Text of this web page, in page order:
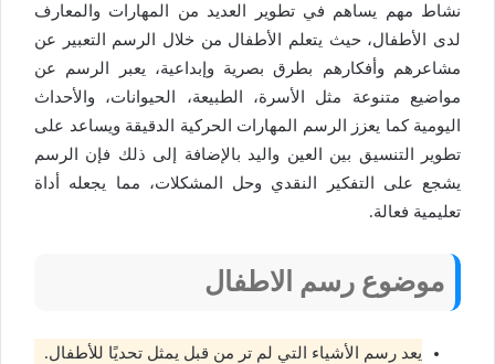
نشاط مهم يساهم في تطوير العديد من المهارات والمعارف
لدى الأطفال، حيث يتعلم الأطفال من خلال الرسم التعبير عن
مشاعرهم وأفكارهم بطرق بصرية وإبداعية، يعبر الرسم عن
مواضيع متنوعة مثل الأسرة، الطبيعة، الحيوانات، والأحداث
اليومية كما يعزز الرسم المهارات الحركية الدقيقة ويساعد على
تطوير التنسيق بين العين واليد بالإضافة إلى ذلك فإن الرسم
يشجع على التفكير النقدي وحل المشكلات، مما يجعله أداة
تعليمية فعالة.
موضوع رسم الاطفال
يعد رسم الأشياء التي لم تر من قبل يمثل تحديًا للأطفال.